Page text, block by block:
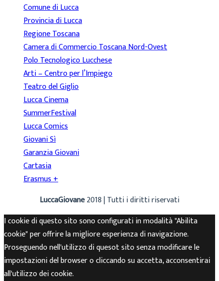
Comune di Lucca
Provincia di Lucca
Regione Toscana
Camera di Commercio Toscana Nord-Ovest
Polo Tecnologico Lucchese
Arti – Centro per l’Impiego
Teatro del Giglio
Lucca Cinema
SummerFestival
Lucca Comics
Giovani Sì
Garanzia Giovani
Cartasia
Erasmus +
LuccaGiovane2018 | Tutti i diritti riservati
I cookie di questo sito sono configurati in modalità "Abilita
cookie" per offrire la migliore esperienza di navigazione.
Proseguendo nell'utilizzo di quesot sito senza modificare le
impostazioni del browser o cliccando su accetta, acconsentirai
all'utilizzo dei cookie.